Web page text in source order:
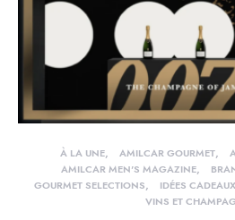
À LA UNE AMILCAR GOURMET
AMILCAR MEN'S MAGAZINE
GOURMET SELECTIONS
IDÉES
VINS ET